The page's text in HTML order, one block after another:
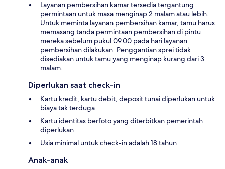
Layanan pembersihan kamar tersedia tergantung
permintaan untuk masa menginap 2 malam atau lebih.
Untuk meminta layanan pembersihan kamar, tamu harus
memasang tanda permintaan pembersihan di pintu
mereka sebelum pukul 09.00 pada hari layanan
pembersihan dilakukan. Penggantian sprei tidak
disediakan untuk tamu yang menginap kurang dari 3
malam.
Diperlukan saat check-in
Kartu kredit, kartu debit, deposit tunai diperlukan untuk
biaya tak terduga
Kartu identitas berfoto yang diterbitkan pemerintah
diperlukan
Usia minimal untuk check-in adalah 18 tahun
Anak-anak